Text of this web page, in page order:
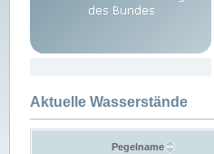
Aktuelle Wasserstände
Pegelname